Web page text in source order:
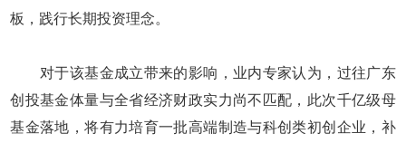
板，践行长期投资理念。
对于该基金成立带来的影响，业内专家认为，过往广东
创投基金体量与全省经济财政实力尚不匹配，此次千亿级母
基金落地，将有力培育一批高端制造与科创类初创企业，补